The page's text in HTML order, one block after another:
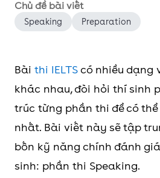
Chủ đề bài viết
Speaking Preparation
Bài thi IELTS có nhiều dạng
khác nhau, đòi hỏi thí sinh
trúc từng phần thi để có
nhất. Bài viết này sẽ tập
bốn kỹ năng chính đánh
sinh: phần thi Speaking.